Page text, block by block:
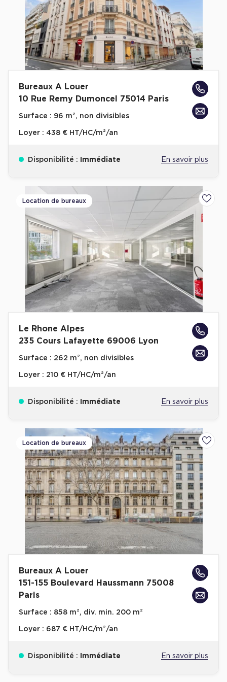
Achat de Commerces
Achat de Commerces à Nîmes
Achat de Commerces à Toulouse
Achat de Commerces à Marseille
Bureaux privés à Paris
Bureaux privés à Marseille
Bureaux privés à Neuilly-sur-Seine
Bureaux privés à Lille
Plateaux opérés
Plateaux opérés à Paris
Plateaux opérés à Lyon
Plateaux opérés à Neuilly-sur-Seine
Plateaux opérés à Saint-Ouen
Plateaux opérés à Boulogne-Billancourt
Bureaux privés avec terrasse
Guide & Conseils
Livrets blancs & Études
Cas Clients
Bureaux A Louer
10 Rue Remy Dumoncel 75014 Paris
Surface : 96 m², non divisibles
Loyer : 438 € HT/HC/m²/an
Disponibilité : Immédiate En savoir plus
Location de bureaux
Le Rhone Alpes
235 Cours Lafayette 69006 Lyon
Surface : 262 m², non divisibles
Loyer : 210 € HT/HC/m²/an
Disponibilité : Immédiate En savoir plus
Location de bureaux
Bureaux A Louer
151-155 Boulevard Haussmann 75008
Paris
Surface : 858 m², div. min. 200 m²
Loyer : 687 € HT/HC/m²/an
Disponibilité : Immédiate En savoir plus